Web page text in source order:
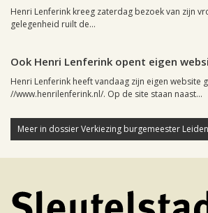
Henri Lenferink kreeg zaterdag bezoek van zijn
gelegenheid ruilt de...
Ook Henri Lenferink opent eigen
Henri Lenferink heeft vandaag zijn eigen website
//www.henrilenferink.nl/. Op de site staan naast...
Meer in dossier Verkiezing burgemeester